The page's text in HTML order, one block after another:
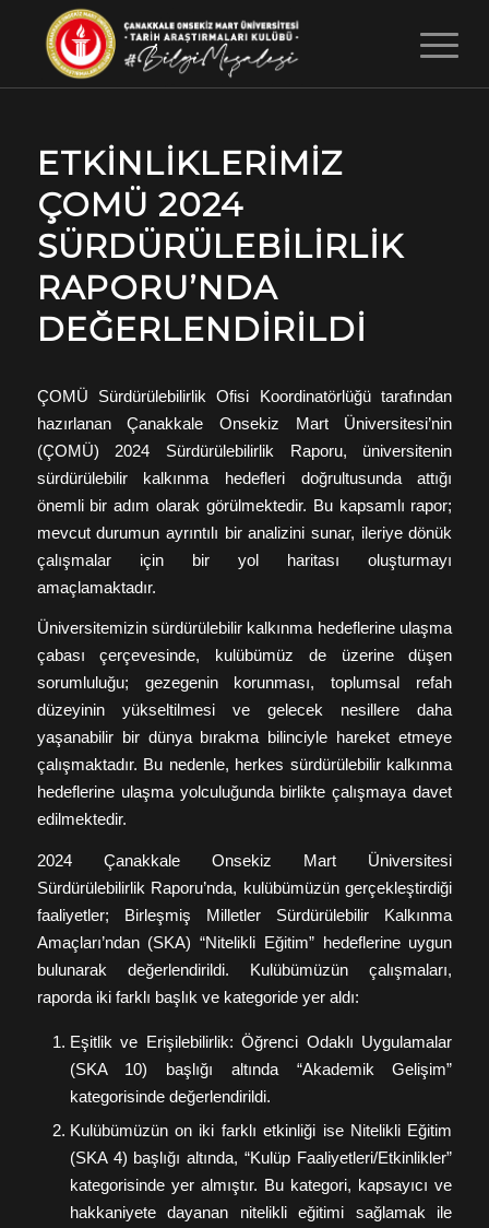
ETKINLIKLERIMIZ
ÇOMÜ 2024
SÜRDÜRÜLEBILIRLIK
RAPORU’NDA
DEĞERLENDIRILDI
ÇOMÜ Sürdürülebilirlik Ofisi Koordinatörlüğü tarafından
hazırlanan Çanakkale Onsekiz Mart Üniversitesi’nin
(ÇOMÜ) 2024 Sürdürülebilirlik Raporu, üniversitenin
sürdürülebilir kalkınma hedefleri doğrultusunda attığı
önemli bir adım olarak görülmektedir. Bu kapsamlı rapor;
mevcut durumun ayrıntılı bir analizini sunar, ileriye dönük
çalışmalar için bir yol haritası oluşturmayı
amaçlamaktadır.
Üniversitemizin sürdürülebilir kalkınma hedeflerine ulaşma
çabası çerçevesinde, kulübümüz de üzerine düşen
sorumluluğu; gezegenin korunması, toplumsal refah
düzeyinin yükseltilmesi ve gelecek nesillere daha
yaşanabilir bir dünya bırakma bilinciyle hareket etmeye
çalışmaktadır. Bu nedenle, herkes sürdürülebilir kalkınma
hedeflerine ulaşma yolculuğunda birlikte çalışmaya davet
edilmektedir.
2024 Çanakkale Onsekiz Mart Üniversitesi
Sürdürülebilirlik Raporu’nda, kulübümüzün gerçekleştirdiği
faaliyetler; Birleşmiş Milletler Sürdürülebilir Kalkınma
Amaçları’ndan (SKA) “Nitelikli Eğitim” hedeflerine uygun
bulunarak değerlendirildi. Kulübümüzün çalışmaları,
raporda iki farklı başlık ve kategoride yer aldı:
Eşitlik ve Erişilebilirlik: Öğrenci Odaklı Uygulamalar
(SKA 10) başlığı altında “Akademik Gelişim”
kategorisinde değerlendirildi.
Kulübümüzün on iki farklı etkinliği ise Nitelikli Eğitim
(SKA 4) başlığı altında, “Kulüp Faaliyetleri/Etkinlikler”
kategorisinde yer almıştır. Bu kategori, kapsayıcı ve
hakkaniyete dayanan nitelikli eğitimi sağlamak ile